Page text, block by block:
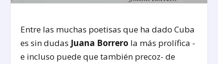
Entre las muchas poetisas que ha dado Cuba
es sin dudas Juana Borrero la más prolífica -
e incluso puede que también precoz- de